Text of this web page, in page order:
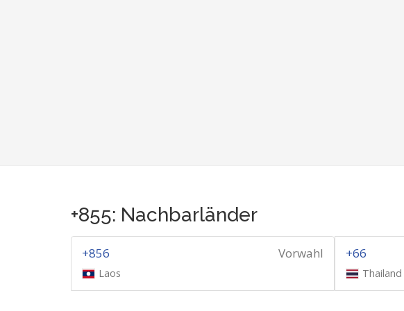
+855: Nachbarländer
Vorwahl
+856
Laos
+66
Thailand